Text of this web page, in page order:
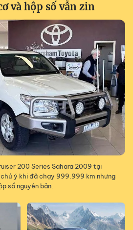
và hộp số vẫn zin
200 Series Sahara 2009 tại
ý khi đã chạy 999.999 km nhưng
số nguyên bản.